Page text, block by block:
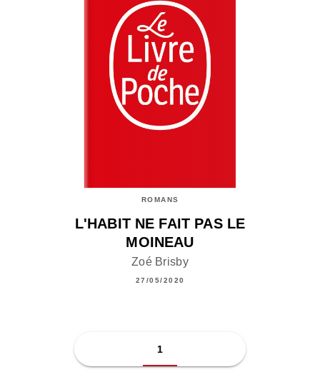
ROMANS
L'HABIT NE FAIT PAS LE
MOINEAU
Zoé Brisby
27/05/2020
1